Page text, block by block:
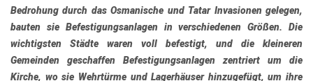
Bedrohung durch das Osmanische und Tatar Invasionen gelegen,
bauten sie Befestigungsanlagen in verschiedenen Größen. Die
wichtigsten Städte waren voll befestigt, und die kleineren
Gemeinden geschaffen Befestigungsanlagen zentriert um die
Kirche, wo sie Wehrtürme und Lagerhäuser hinzugefügt, um ihre